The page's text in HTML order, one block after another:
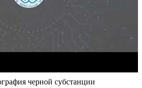
черной субстанции